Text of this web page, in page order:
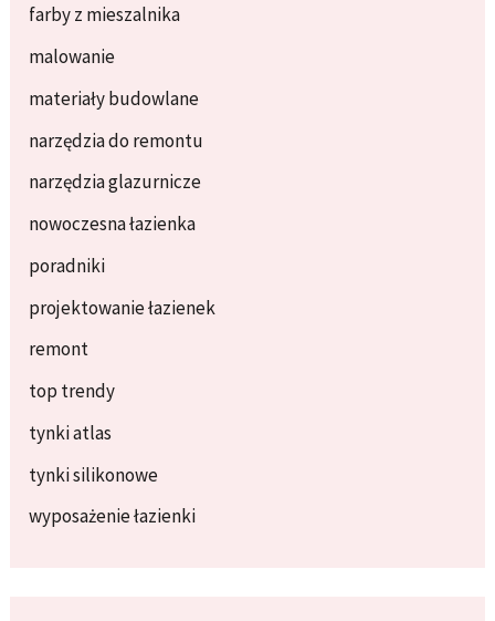
farby z mieszalnika
malowanie
materiały budowlane
narzędzia do remontu
narzędzia glazurnicze
nowoczesna łazienka
poradniki
projektowanie łazienek
remont
top trendy
tynki atlas
tynki silikonowe
wyposażenie łazienki